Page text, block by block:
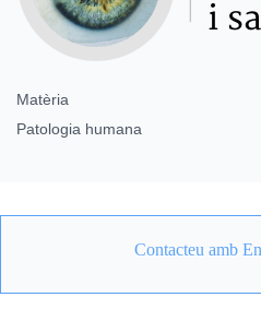
Matèria
Patologia humana
Contacteu amb